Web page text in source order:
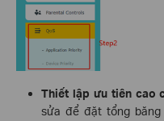
Thiết lập ưu tiên cao
sửa để đặt tổng băng